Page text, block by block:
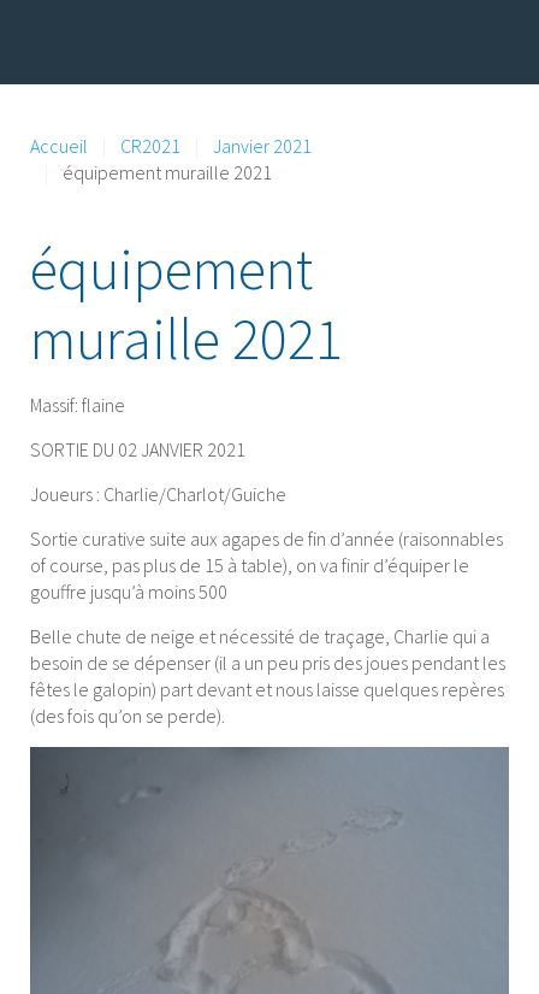
Accueil CR2021
Janvier 2021
équipement muraille 2021
équipement
muraille 2021
Massif: flaine
SORTIE DU 02 JANVIER 2021
Joueurs : Charlie/Charlot/Guiche
Sortie curative suite aux agapes de fin d’année (raisonnables
of course, pas plus de 15 à table), on va finir d’équiper le
gouffre jusqu’à moins 500
Belle chute de neige et nécessité de traçage, Charlie qui a
besoin de se dépenser (il a un peu pris des joues pendant les
fêtes le galopin) part devant et nous laisse quelques repères
(des fois qu’on se perde).